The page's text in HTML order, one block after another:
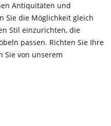
Antiquitäten und
Sie die Möglichkeit gleich
Stil einzurichten, die
passen. Richten Sie Ihre
Sie von unserem